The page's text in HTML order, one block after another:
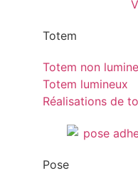
Totem
Totem non
Totem lumineux
Réalisations de
Pose